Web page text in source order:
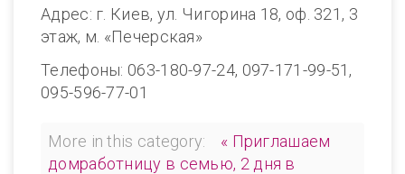
Адрес: г. Киев, ул. Чигорина 18, оф. 321, 3
этаж, м. «Печерская»
Телефоны: 063-180-97-24, 097-171-99-51,
095-596-77-01
More in this category:
« Приглашаем
домработницу в семью, 2 дня в